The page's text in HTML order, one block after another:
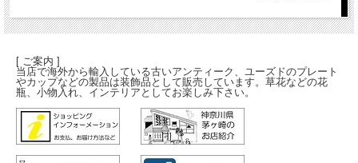
[ ご案内 ]
当店で海外から輸入している古いアンティーク、ユーズドのプレート
やカップなどの製品は装飾品として販売しています。草花などの花
瓶、小物入れ、インテリアとしてお楽しみ下さい。